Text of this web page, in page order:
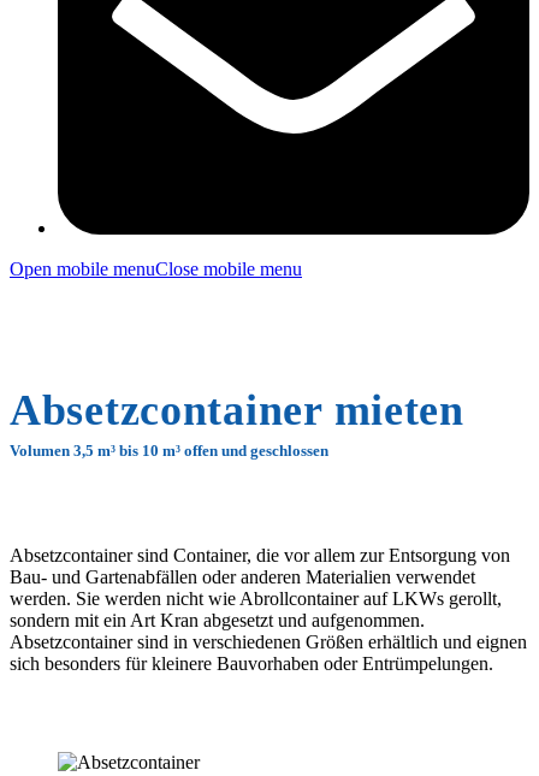
Open mobile menuClose mobile menu
Absetzcontainer mieten
Volumen 3,5 m³ bis 10 m³ offen und geschlossen
Absetzcontainer sind Container, die vor allem zur Entsorgung von
Bau- und Gartenabfällen oder anderen Materialien verwendet
werden. Sie werden nicht wie Abrollcontainer auf LKWs gerollt,
sondern mit ein Art Kran abgesetzt und aufgenommen.
Absetzcontainer sind in verschiedenen Größen erhältlich und eignen
sich besonders für kleinere Bauvorhaben oder Entrümpelungen.